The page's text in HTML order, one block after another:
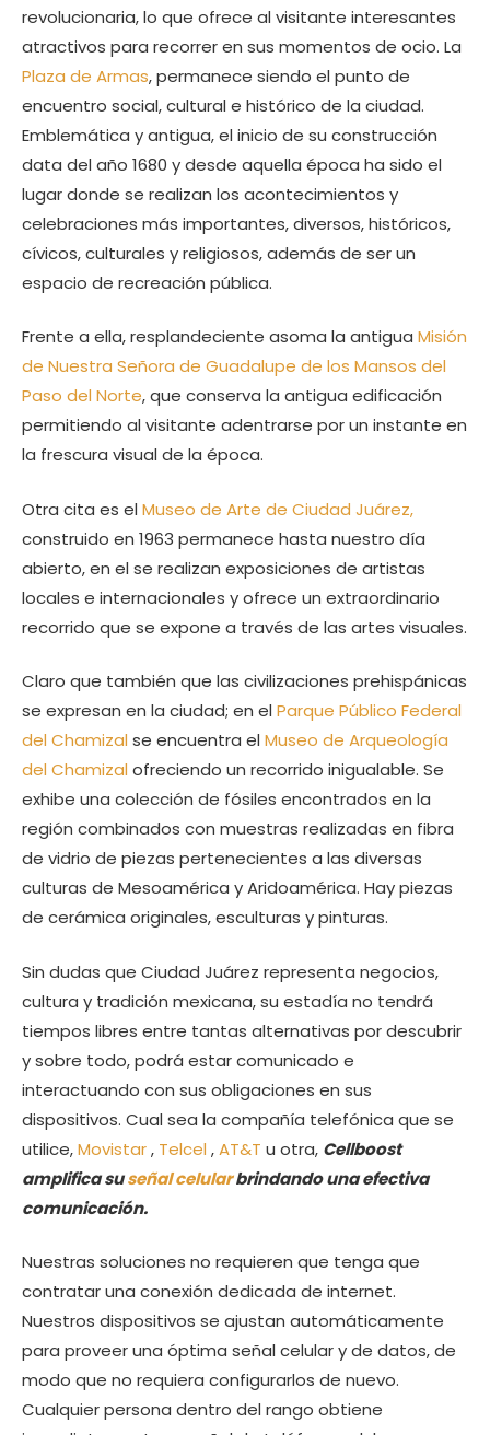
revolucionaria, lo que ofrece al visitante interesantes
atractivos para recorrer en sus momentos de ocio. La
Plaza de Armas, permanece siendo el punto de
encuentro social, cultural e histórico de la ciudad.
Emblemática y antigua, el inicio de su construcción
data del año 1680 y desde aquella época ha sido el
lugar donde se realizan los acontecimientos y
celebraciones más importantes, diversos, históricos,
cívicos, culturales y religiosos, además de ser un
espacio de recreación pública.
Frente a ella, resplandeciente asoma la antigua Misión
de Nuestra Señora de Guadalupe de los Mansos del
Paso del Norte, que conserva la antigua edificación
permitiendo al visitante adentrarse por un instante en
la frescura visual de la época.
Otra cita es el Museo de Arte de Ciudad Juárez,
construido en 1963 permanece hasta nuestro día
abierto, en el se realizan exposiciones de artistas
locales e internacionales y ofrece un extraordinario
recorrido que se expone a través de las artes visuales.
Claro que también que las civilizaciones prehispánicas
se expresan en la ciudad; en el Parque Público Federal
del Chamizal se encuentra el Museo de Arqueología
del Chamizal ofreciendo un recorrido inigualable. Se
exhibe una colección de fósiles encontrados en la
región combinados con muestras realizadas en fibra
de vidrio de piezas pertenecientes a las diversas
culturas de Mesoamérica y Aridoamérica. Hay piezas
de cerámica originales, esculturas y pinturas.
Sin dudas que Ciudad Juárez representa negocios,
cultura y tradición mexicana, su estadía no tendrá
tiempos libres entre tantas alternativas por descubrir
y sobre todo, podrá estar comunicado e
interactuando con sus obligaciones en sus
dispositivos. Cual sea la compañía telefónica que se
utilice,Movistar, Telcel ,AT&T u otra, Cellboost
amplifica suseñal celularbrindando una efectiva
comunicación.
Nuestras soluciones no requieren que tenga que
contratar una conexión dedicada de internet.
Nuestros dispositivos se ajustan automáticamente
para proveer una óptima señal celular y de datos, de
modo que no requiera configurarlos de nuevo.
Cualquier persona dentro del rango obtiene